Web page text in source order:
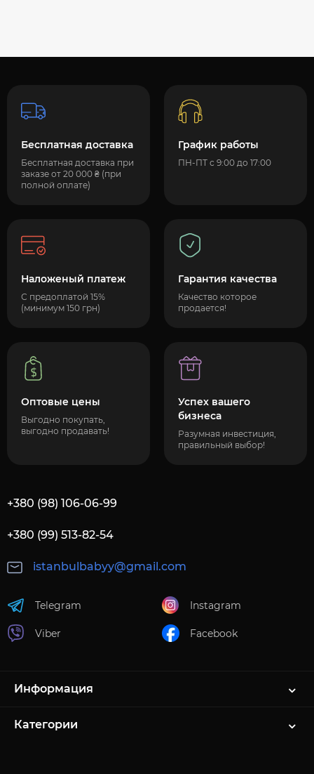
Бесплатная доставка
Бесплатная доставка при
заказе от 20 000 ₴ (при
полной оплате)
График работы
ПН-ПТ с 9:00 до 17:00
Наложеный платеж
С предоплатой 15%
(минимум 150 грн)
Гарантия качества
Качество которое
продается!
Оптовые цены
Выгодно покупать,
выгодно продавать!
Успех вашего
бизнеса
Разумная инвестиция,
правильный выбор!
+380 (98) 106-06-99
+380 (99) 513-82-54
istanbulbabyy@gmail.com
Telegram
Viber
Instagram
Facebook
Информация
Категории